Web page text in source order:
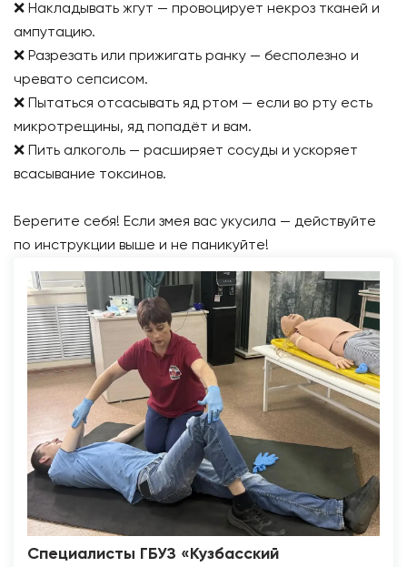
❌ Накладывать жгут — провоцирует некроз тканей и
ампутацию.
❌ Разрезать или прижигать ранку — бесполезно и
чревато сепсисом.
❌ Пытаться отсасывать яд ртом — если во рту есть
микротрещины, яд попадёт и вам.
❌ Пить алкоголь — расширяет сосуды и ускоряет
всасывание токсинов.
Берегите себя! Если змея вас укусила — действуйте
по инструкции выше и не паникуйте!
Специалисты ГБУЗ «Кузбасский